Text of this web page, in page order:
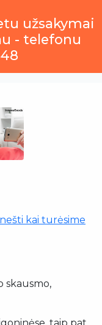
užsakymai
- telefonu
kai turėsime
skausmo,